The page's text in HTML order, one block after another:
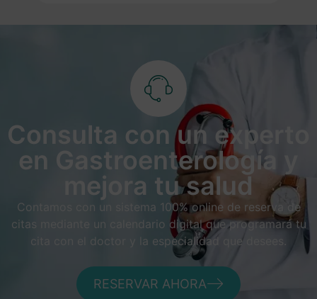
Consulta con un experto
en Gastroenterología y
mejora tu salud
Contamos con un sistema 100% online de reserva de
citas mediante un calendario digital que programará tu
cita con el doctor y la especialidad que desees.
RESERVAR AHORA